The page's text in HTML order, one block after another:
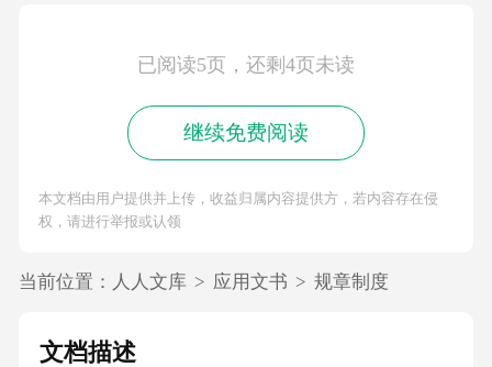
已阅读5页，还剩4页未读
继续免费阅读
本文档由用户提供并上传，收益归属内容提供方，若内容存在侵
权，请进行举报或认领
当前位置： 人人文库 > 应用文书 > 规章制度
文档描述